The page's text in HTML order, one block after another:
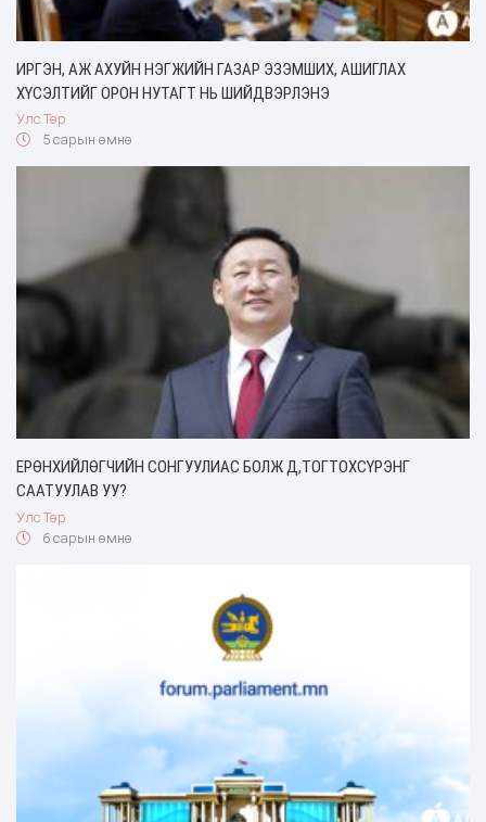
ИРГЭН, АЖ АХУЙН НЭГЖИЙН ГАЗАР ЭЗЭМШИХ, АШИГЛАХ
ХҮСЭЛТИЙГ ОРОН НУТАГТ НЬ ШИЙДВЭРЛЭНЭ
Улс Төр
5 сарын өмнө
ЕРӨНХИЙЛӨГЧИЙН СОНГУУЛИАС БОЛЖ Д,ТОГТОХСҮРЭНГ
СААТУУЛАВ УУ?
Улс Төр
6 сарын өмнө